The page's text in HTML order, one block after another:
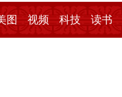
图 视频 科技 读书